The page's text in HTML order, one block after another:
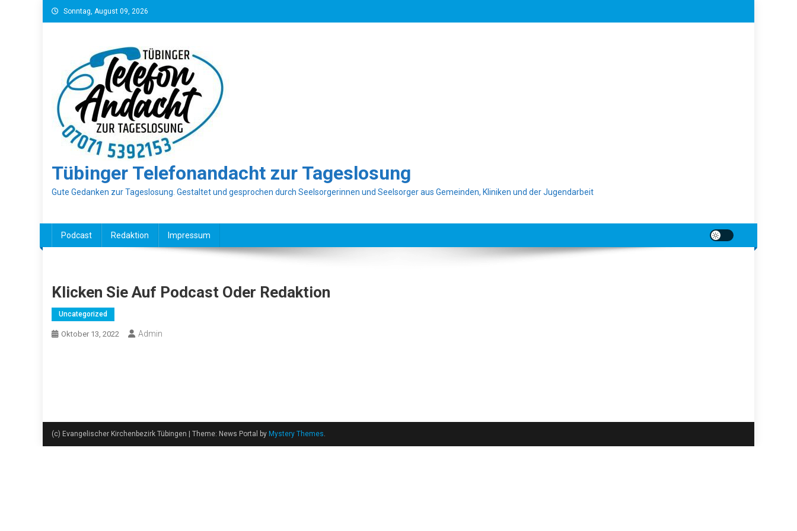
Skip
to
Sonntag, August 09, 2026
Tübinger Telefonandacht zur Tageslosung
Gute Gedanken zur Tageslosung. Gestaltet und gesprochen durch Seelsorgerinnen und Seelsorger aus Gemeinden, Kliniken und der Jugendarbeit
Podcast Redaktion Impressum
Klicken Sie Auf Podcast Oder Redaktion
Uncategorized
Oktober 13, 2022 Admin
(c) Evangelischer Kirchenbezirk Tübingen Theme: News Portal by Mystery Themes.